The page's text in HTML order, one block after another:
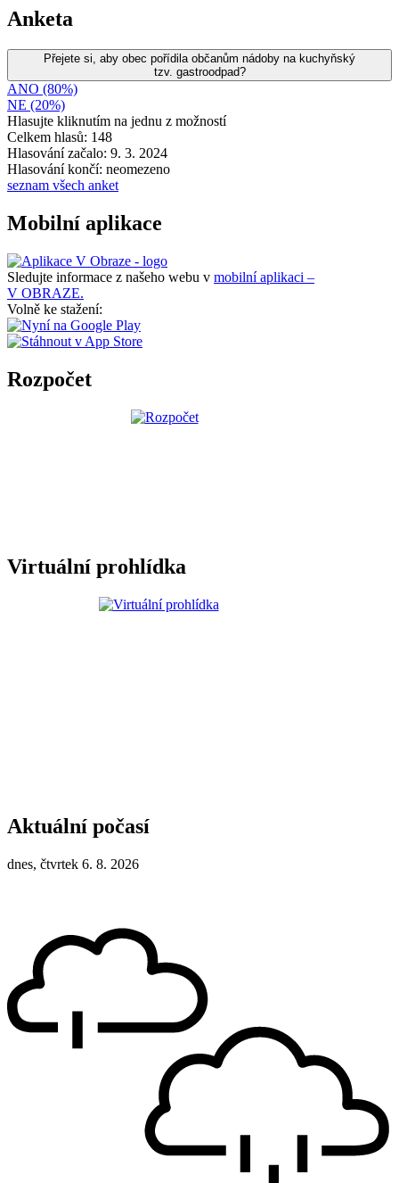
Anketa
Přejete si, aby obec pořídila občanům nádoby na kuchyňský
tzv. gastroodpad?
ANO (80%)
NE (20%)
Hlasujte kliknutím na jednu z možností
Celkem hlasů: 148
Hlasování začalo: 9. 3. 2024
Hlasování končí: neomezeno
seznam všech anket
Mobilní aplikace
Sledujte informace z našeho webu v mobilní aplikaci –
V OBRAZE.
Volně ke stažení:
Rozpočet
Virtuální prohlídka
Aktuální počasí
dnes, čtvrtek 6. 8. 2026